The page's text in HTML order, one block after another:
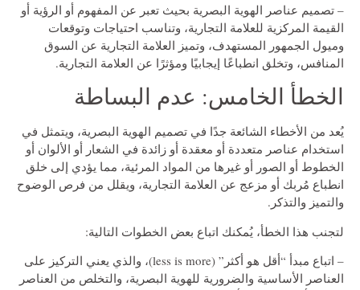
– تصميم عناصر الهوية البصرية بحيث تعبر عن المفهوم أو الرؤية أو
القيمة المركزية للعلامة التجارية، وتناسب احتياجات وتوقعات
وميول الجمهور المستهدف، وتميز العلامة التجارية عن السوق
المنافس، وتخلق انطباعًا إيجابيًا ومؤثرًا عن العلامة التجارية.
الخطأ الخامس: عدم البساطة
يُعد من الأخطاء الشائعة جدًا في تصميم الهوية البصرية، ويتمثل في
استخدام عناصر متعددة أو معقدة أو زائدة في الشعار أو الألوان أو
الخطوط أو الصور أو غيرها من المواد المرئية، مما يؤدي إلى خلق
انطباع مُربك أو مزعج عن العلامة التجارية، ويقلل من فرص الوضوح
والتميز والتذكر.
لتجنب هذا الخطأ، يُمكنك اتباع بعض الخطوات التالية:
– اتباع مبدأ “أقل هو أكثر” (less is more)، والذي يعني التركيز على
العناصر الأساسية والضرورية للهوية البصرية، والتخلص من العناصر